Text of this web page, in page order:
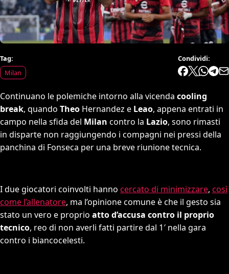
Tag:
Milan
Condividi:
Continuano le polemiche intorno alla vicenda cooling
break, quando Theo Hernandez e Leao, appena entrati in
campo nella sfida del Milan contro la Lazio, sono rimasti
in disparte non raggiungendo i compagni nei pressi della
panchina di Fonseca per una breve riunione tecnica.
I due giocatori coinvolti hanno cercato di minimizzare, così
come l’allenatore, ma l’opinione comune è che il gesto sia
stato un vero e proprio atto d’accusa contro il proprio
tecnico, reo di non averli fatti partire dal 1′ nella gara
contro i biancocelesti.